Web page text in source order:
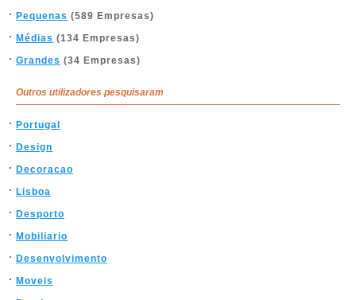
Pequenas (589 Empresas)
Médias (134 Empresas)
Grandes (34 Empresas)
Outros utilizadores pesquisaram
Portugal
Design
Decoracao
Lisboa
Desporto
Mobiliario
Desenvolvimento
Moveis